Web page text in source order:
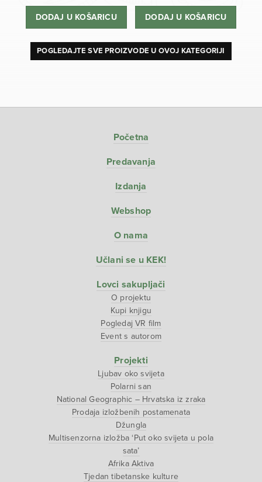
DODAJ U KOŠARICU DODAJ U KOŠARICU
POGLEDAJTE SVE PROIZVODE U OVOJ KATEGORIJI
Početna
Predavanja
Izdanja
Webshop
O nama
Učlani se u KEK!
Lovci sakupljači
O projektu
Kupi knjigu
Pogledaj VR film
Event s autorom
Projekti
Ljubav oko svijeta
Polarni san
National Geographic – Hrvatska iz zraka
Prodaja izložbenih postamenata
Džungla
Multisenzorna izložba ‘Put oko svijeta u pola
sata’
Afrika Aktiva
Tjedan tibetanske kulture